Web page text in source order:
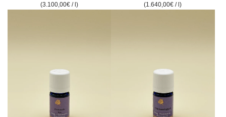
(3.100,00€ /l) (1.640,00€ /l)